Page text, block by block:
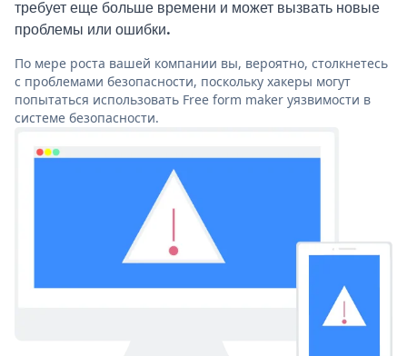
требует еще больше времени и может вызвать новые
проблемы или ошибки.
По мере роста вашей компании вы, вероятно, столкнетесь
с проблемами безопасности, поскольку хакеры могут
попытаться использовать Free form maker уязвимости в
системе безопасности.